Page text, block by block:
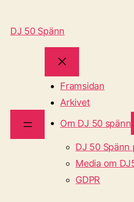
DJ 50 Spänn
Framsidan
Arkivet
Om DJ 50 spänn
DJ 50 Spänn
Media om
GDPR